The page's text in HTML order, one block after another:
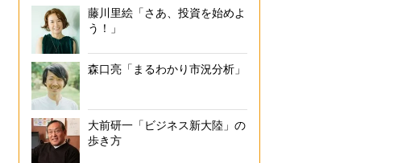
藤川里絵「さあ、投資を始めよ
う！」
森口亮「まるわかり市況分析」
大前研一「ビジネス新大陸」の
歩き方